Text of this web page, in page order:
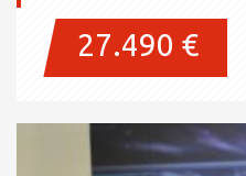
27.490 €